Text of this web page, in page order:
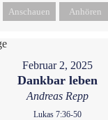
Anschauen Anhören
Februar 2, 2025
Dankbar leben
Andreas Repp
Lukas 7:36-50